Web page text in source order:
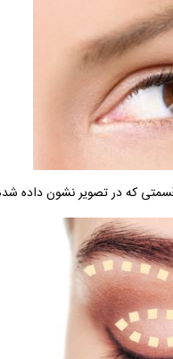
قسمتی که در تصویر نشون داده